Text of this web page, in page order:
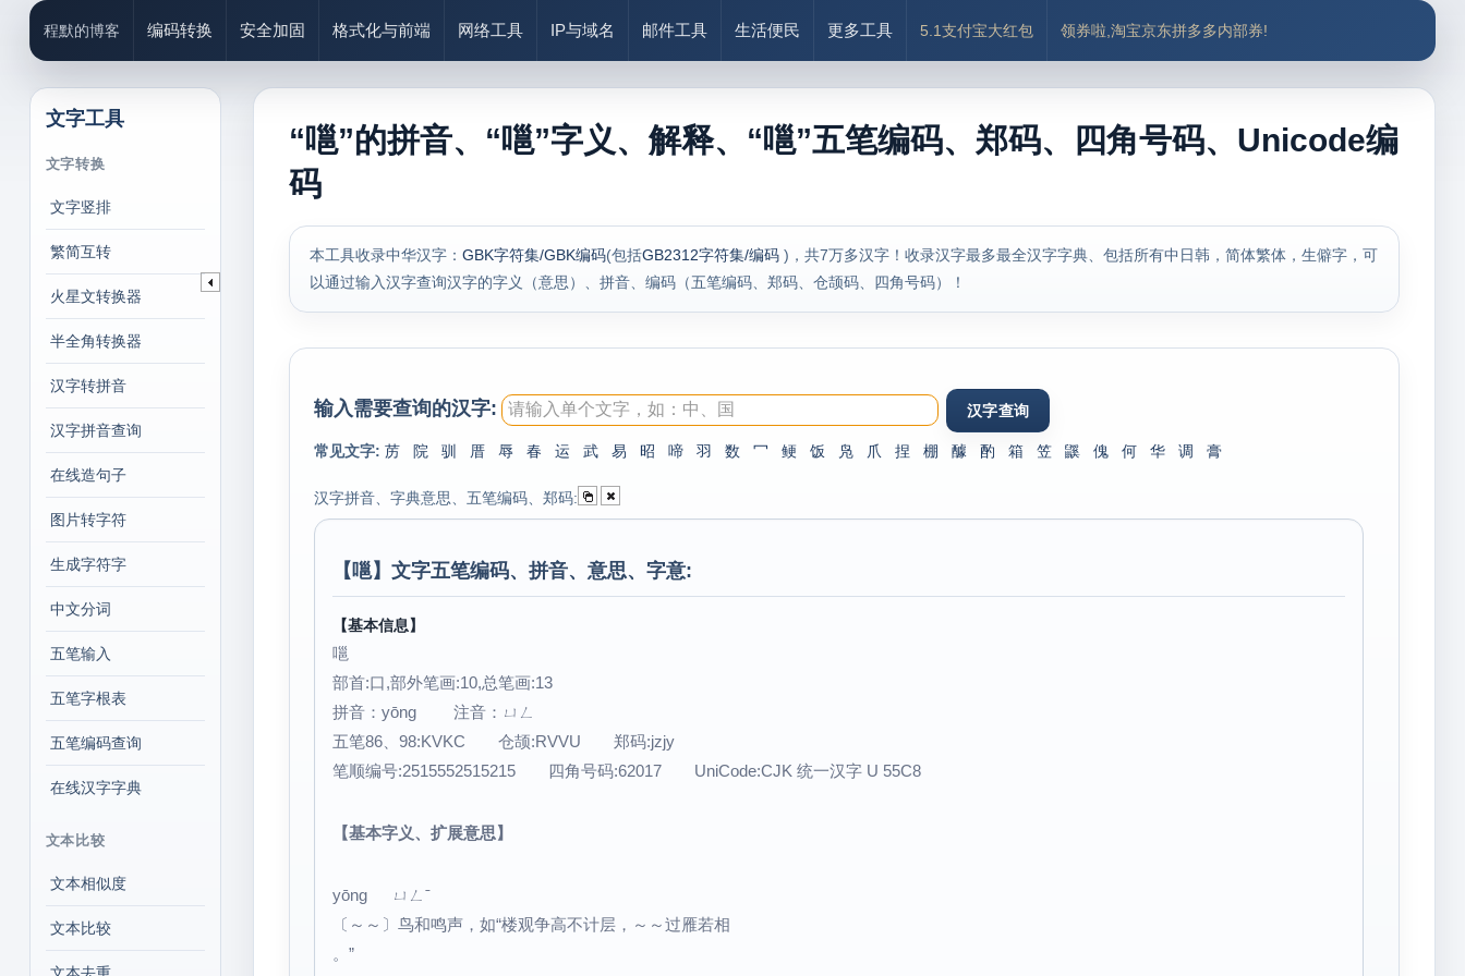
程默的博客 编码转换 安全加固 格式化与前端 网络工具 IP与域名 邮件工具 生活便民 更多工具 5.1支付宝大红包 领券啦,淘宝京东拼多多内部券!
文字工具
文字转换
文字竖排
繁简互转
火星文转换器
半全角转换器
汉字转拼音
汉字拼音查询
在线造句子
图片转字符
生成字符字
中文分词
五笔输入
五笔字根表
五笔编码查询
在线汉字字典
文本比较
文本相似度
文本比较
“嗈”的拼音、“嗈”字义、解释、“嗈”五笔编码、郑码、四角号码、Unicode编
码
本工具收录中华汉字： GBK字符集/GBK编码(包括GB2312字符集/编码 )，共7万多汉字！收录汉字最多最全汉字字典、包括所有中日韩，简体繁体，生僻字，可
以通过输入汉字查询汉字的字义（意思）、拼音、编码（五笔编码、郑码、仓颉码、四角号码）！
输入需要查询的汉字:
常见文字: 苈 院 驯 厝 辱 春 运 武 易 昭 啼 羽 数 冖 鲠 饭 凫 爪 捏 棚 醵 酌 箱 笠 鼷 傀 何 华 调 膏
汉字拼音、字典意思、五笔编码、郑码:
【嗈】文字五笔编码、拼音、意思、字意:
【基本信息】
嗈
部首:口,部外笔画:10,总笔画:13
拼音：yōng 注音：ㄩㄥ
五笔86、98:KVKC 仓颉:RVVU 郑码:jzjy
笔顺编号:2515552515215 四角号码:62017 UniCode:CJK 统一汉字 U 55C8
【基本字义、扩展意思】
yōng ㄩㄥˉ
〔～～〕鸟和鸣声，如“楼观争高不计层，～～过雁若相
。”